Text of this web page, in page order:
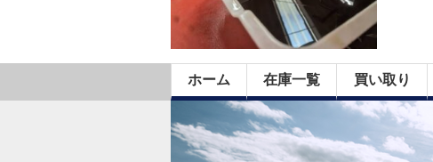
ホーム 在庫一覧 買い取り